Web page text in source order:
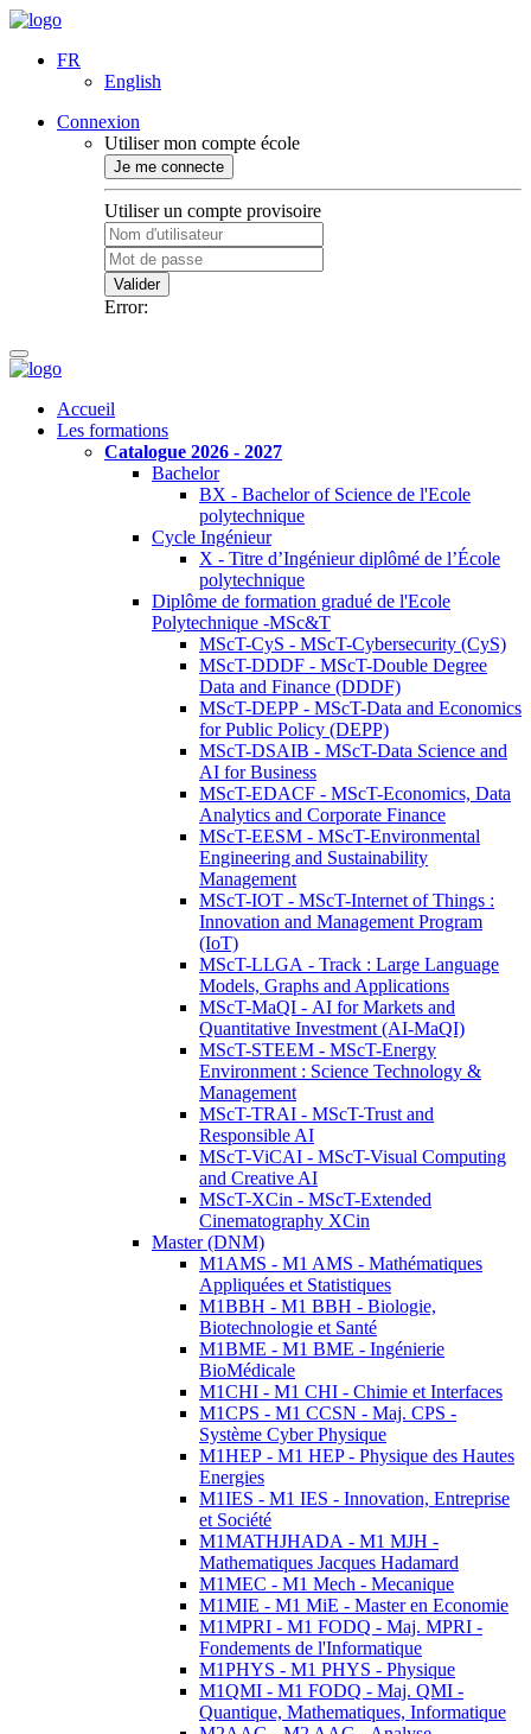
FR
English
Connexion
Utiliser mon compte école
Je me connecte
Utiliser un compte provisoire
Valider
Error:
Accueil
Les formations
Catalogue 2026 - 2027
Bachelor
BX - Bachelor of Science de l'Ecole
polytechnique
Cycle Ingénieur
X - Titre d’Ingénieur diplômé de l’École
polytechnique
Diplôme de formation gradué de l'Ecole
Polytechnique -MSc&T
MScT-CyS - MScT-Cybersecurity (CyS)
MScT-DDDF - MScT-Double Degree
Data and Finance (DDDF)
MScT-DEPP - MScT-Data and Economics
for Public Policy (DEPP)
MScT-DSAIB - MScT-Data Science and
AI for Business
MScT-EDACF - MScT-Economics, Data
Analytics and Corporate Finance
MScT-EESM - MScT-Environmental
Engineering and Sustainability
Management
MScT-IOT - MScT-Internet of Things :
Innovation and Management Program
(IoT)
MScT-LLGA - Track : Large Language
Models, Graphs and Applications
MScT-MaQI - AI for Markets and
Quantitative Investment (AI-MaQI)
MScT-STEEM - MScT-Energy
Environment : Science Technology &
Management
MScT-TRAI - MScT-Trust and
Responsible AI
MScT-ViCAI - MScT-Visual Computing
and Creative AI
MScT-XCin - MScT-Extended
Cinematography XCin
Master (DNM)
M1AMS - M1 AMS - Mathématiques
Appliquées et Statistiques
M1BBH - M1 BBH - Biologie,
Biotechnologie et Santé
M1BME - M1 BME - Ingénierie
BioMédicale
M1CHI - M1 CHI - Chimie et Interfaces
M1CPS - M1 CCSN - Maj. CPS -
Système Cyber Physique
M1HEP - M1 HEP - Physique des Hautes
Energies
M1IES - M1 IES - Innovation, Entreprise
et Société
M1MATHJHADA - M1 MJH -
Mathematiques Jacques Hadamard
M1MEC - M1 Mech - Mecanique
M1MIE - M1 MiE - Master en Economie
M1MPRI - M1 FODQ - Maj. MPRI -
Fondements de l'Informatique
M1PHYS - M1 PHYS - Physique
M1QMI - M1 FODQ - Maj. QMI -
Quantique, Mathematiques, Informatique